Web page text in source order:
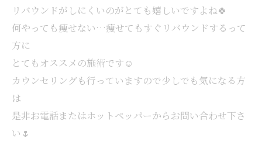
リバウンドがしにくいのがとても嬉しいですよね🍀
何やっても痩せない…痩せてもすぐリバウンドするって
方に
とてもオススメの施術です☺️
カウンセリングも行っていますので少しでも気になる方
は
是非お電話またはホットペッパーからお問い合わせ下さ
い🌷